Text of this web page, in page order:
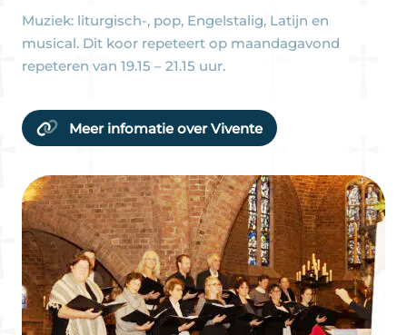
Muziek: liturgisch-, pop, Engelstalig, Latijn en
musical. Dit koor repeteert op maandagavond
repeteren van 19.15 – 21.15 uur.
Meer infomatie over Vivente